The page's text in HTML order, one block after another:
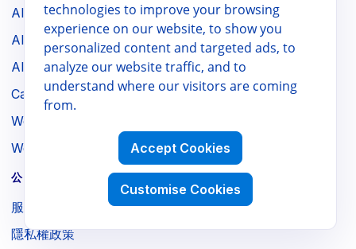
AI Slides vs Google 翻譯
AI Docs vs Google 翻譯
AI Sheets vs Google 翻譯
CalendarBoost vs 原生日曆
Webpage to PDF vs 瀏覽器列印
WebSniply vs 瀏覽器截圖
公司 / 法律
服務條款
隱私權政策
technologies to improve your browsing
experience on our website, to show you
personalized content and targeted ads, to
analyze our website traffic, and to
understand where our visitors are coming
from.
Accept Cookies
Customise Cookies